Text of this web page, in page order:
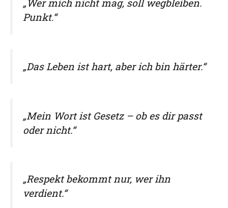
„Wer mich nicht mag, soll wegbleiben.
Punkt.“
„Das Leben ist hart, aber ich bin härter.“
„Mein Wort ist Gesetz – ob es dir passt
oder nicht.“
„Respekt bekommt nur, wer ihn
verdient.“